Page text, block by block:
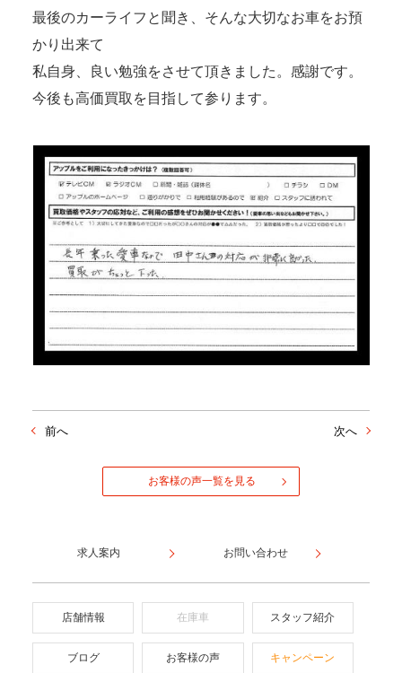
最後のカーライフと聞き、そんな大切なお車をお預
かり出来て
私自身、良い勉強をさせて頂きました。感謝です。
今後も高価買取を目指して参ります。
前へ 次へ
お客様の声一覧を見る
求人案内 お問い合わせ
店舗情報 在庫車 スタッフ紹介
ブログ お客様の声 キャンペーン